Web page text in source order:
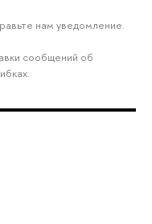
нам уведомление.
сообщений об